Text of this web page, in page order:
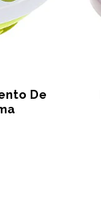
De
detalles